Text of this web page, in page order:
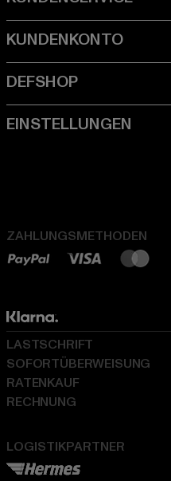
ZAHLUNGSMETHODEN
LOGISTIKPARTNER
LASTSCHRIFT
SOFORTÜBERWEISUNG
RATENKAUF
RECHNUNG